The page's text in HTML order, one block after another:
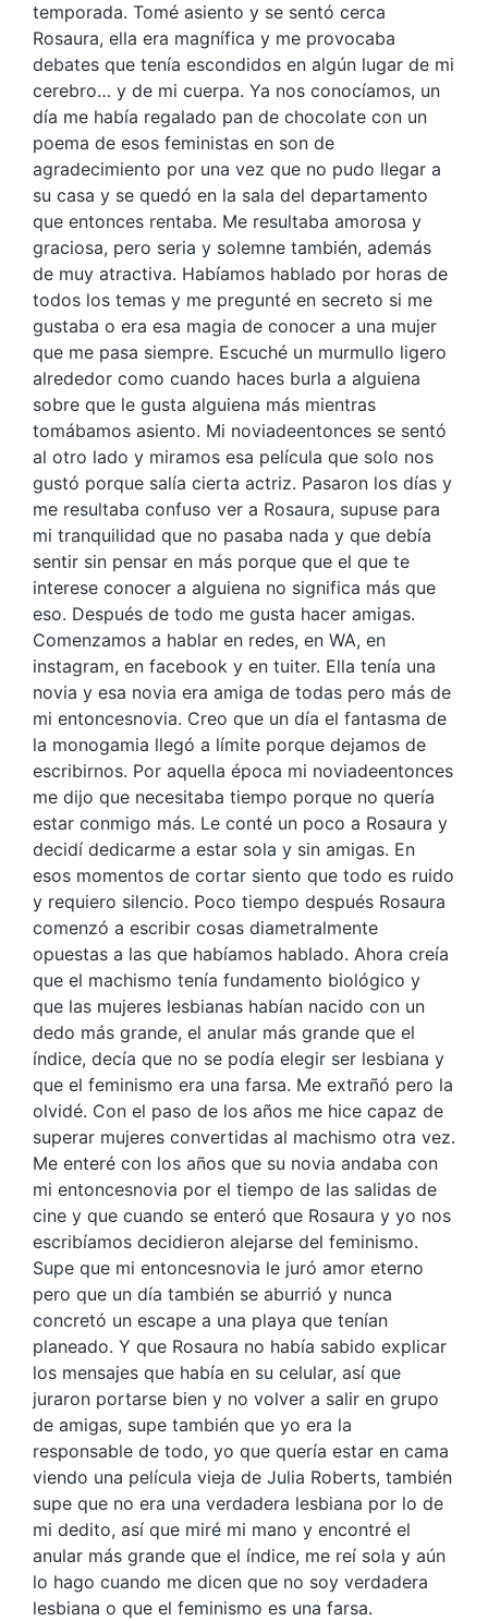
temporada. Tomé asiento y se sentó cerca
Rosaura, ella era magnífica y me provocaba
debates que tenía escondidos en algún lugar de mi
cerebro… y de mi cuerpa. Ya nos conocíamos, un
día me había regalado pan de chocolate con un
poema de esos feministas en son de
agradecimiento por una vez que no pudo llegar a
su casa y se quedó en la sala del departamento
que entonces rentaba. Me resultaba amorosa y
graciosa, pero seria y solemne también, además
de muy atractiva. Habíamos hablado por horas de
todos los temas y me pregunté en secreto si me
gustaba o era esa magia de conocer a una mujer
que me pasa siempre. Escuché un murmullo ligero
alrededor como cuando haces burla a alguiena
sobre que le gusta alguiena más mientras
tomábamos asiento. Mi noviadeentonces se sentó
al otro lado y miramos esa película que solo nos
gustó porque salía cierta actriz. Pasaron los días y
me resultaba confuso ver a Rosaura, supuse para
mi tranquilidad que no pasaba nada y que debía
sentir sin pensar en más porque que el que te
interese conocer a alguiena no significa más que
eso. Después de todo me gusta hacer amigas.
Comenzamos a hablar en redes, en WA, en
instagram, en facebook y en tuiter. Ella tenía una
novia y esa novia era amiga de todas pero más de
mi entoncesnovia. Creo que un día el fantasma de
la monogamia llegó a límite porque dejamos de
escribirnos. Por aquella época mi noviadeentonces
me dijo que necesitaba tiempo porque no quería
estar conmigo más. Le conté un poco a Rosaura y
decidí dedicarme a estar sola y sin amigas. En
esos momentos de cortar siento que todo es ruido
y requiero silencio. Poco tiempo después Rosaura
comenzó a escribir cosas diametralmente
opuestas a las que habíamos hablado. Ahora creía
que el machismo tenía fundamento biológico y
que las mujeres lesbianas habían nacido con un
dedo más grande, el anular más grande que el
índice, decía que no se podía elegir ser lesbiana y
que el feminismo era una farsa. Me extrañó pero la
olvidé. Con el paso de los años me hice capaz de
superar mujeres convertidas al machismo otra vez.
Me enteré con los años que su novia andaba con
mi entoncesnovia por el tiempo de las salidas de
cine y que cuando se enteró que Rosaura y yo nos
escribíamos decidieron alejarse del feminismo.
Supe que mi entoncesnovia le juró amor eterno
pero que un día también se aburrió y nunca
concretó un escape a una playa que tenían
planeado. Y que Rosaura no había sabido explicar
los mensajes que había en su celular, así que
juraron portarse bien y no volver a salir en grupo
de amigas, supe también que yo era la
responsable de todo, yo que quería estar en cama
viendo una película vieja de Julia Roberts, también
supe que no era una verdadera lesbiana por lo de
mi dedito, así que miré mi mano y encontré el
anular más grande que el índice, me reí sola y aún
lo hago cuando me dicen que no soy verdadera
lesbiana o que el feminismo es una farsa.